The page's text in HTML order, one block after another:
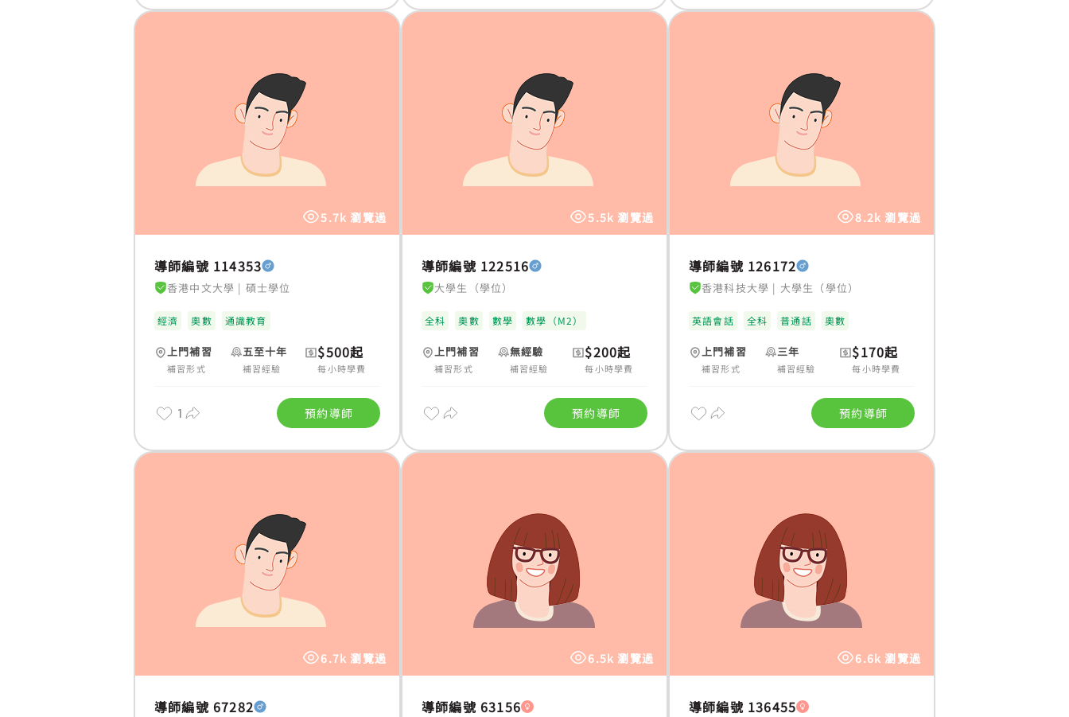
5.7k 瀏覽過
導師編號 114353
香港中文大學 | 碩士學位
經濟 奧數 通識教育
上門補習
補習形式
五至十年
補習經驗
$500起
每小時學費
1 預約導師
5.5k 瀏覽過
導師編號 122516
大學生（學位）
全科 奧數 數學 數學（M2）
上門補習
補習形式
無經驗
補習經驗
$200起
每小時學費
預約導師
8.2k 瀏覽過
導師編號 126172
香港科技大學 | 大學生（學位）
英語會話 全科 普通話 奧數
上門補習
補習形式
三年
補習經驗
$170起
每小時學費
預約導師
6.7k 瀏覽過
導師編號 67282
6.5k 瀏覽過
導師編號 63156
6.6k 瀏覽過
導師編號 136455